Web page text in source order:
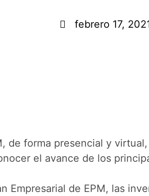
febrero 17,
de forma presencial y
el avance de los
Empresarial de EPM, las